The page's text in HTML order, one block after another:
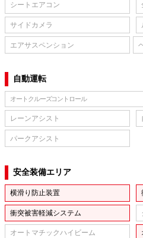
シートエアコン
サイドカメラ
エアサスペンション
自動運転
オートクルーズコントロール
レーンアシスト
パークアシスト
安全装備エリア
横滑り防止装置
衝突被害軽減システム
オートマチックハイビーム